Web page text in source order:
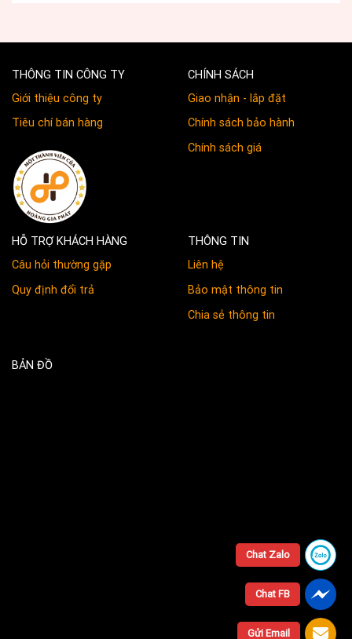
THÔNG TIN CÔNG TY
Giới thiệu công ty
Tiêu chí bán hàng
CHÍNH SÁCH
Giao nhận - lắp đặt
Chính sách bảo hành
Chính sách giá
HỖ TRỢ KHÁCH HÀNG
Câu hỏi thường gặp
Quy định đổi trả
THÔNG TIN
Liên hệ
Bảo mật thông tin
Chia sẻ thông tin
BẢN ĐỒ
Chat Zalo
Chat FB
Gửi Email